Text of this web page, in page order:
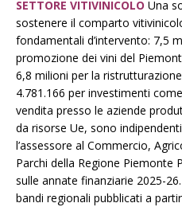
SETTORE VITIVINICOLO Una
sostenere il comparto
fondamentali d’intervento: 7,5
promozione dei vini del
6,8 milioni per la
4.781.166 per investimenti
vendita presso le aziende
da risorse Ue, sono
l’assessore al Commercio,
Parchi della Regione Piemonte
sulle annate finanziarie 2025-
bandi regionali pubblicati a